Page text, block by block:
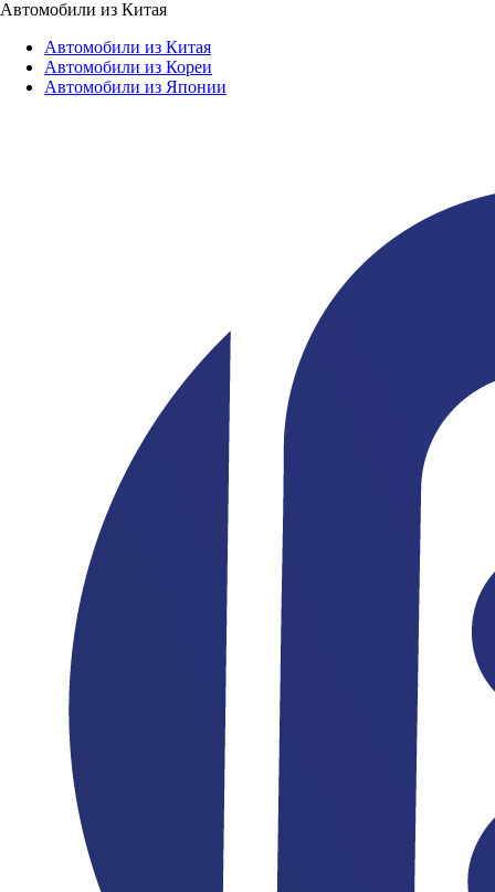
Автомобили из Китая
Автомобили из Китая
Автомобили из Кореи
Автомобили из Японии